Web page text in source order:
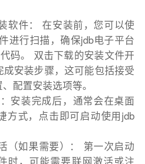
软件： 在安装前，您可以使
进行扫描，确保jdb电子平台
码。 双击下载的安装文件开
安装步骤，这可能包括接受
配置安装选项等。
安装完成后，通常会在桌面
方式，点击即可启动使用jdb
（如果需要）： 第一次启动